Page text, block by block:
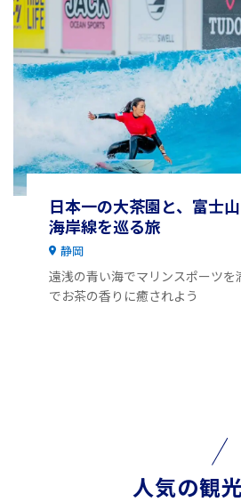
日本一の大茶園と、富士
海岸線を巡る旅
静岡
遠浅の青い海でマリンスポーツを
でお茶の香りに癒されよう
人気の観